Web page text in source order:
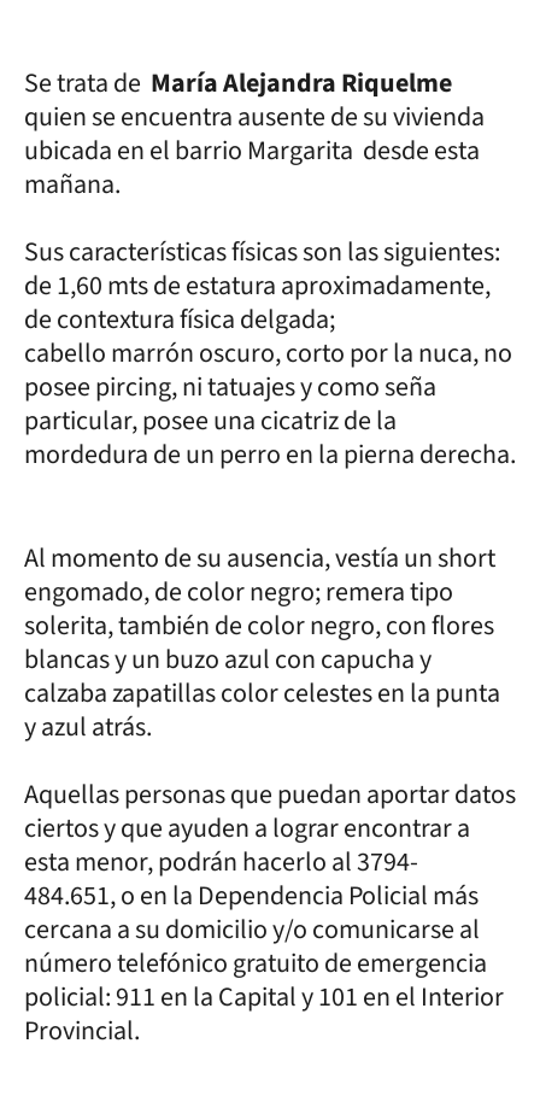
Se trata de María Alejandra Riquelme
quien se encuentra ausente de su vivienda
ubicada en el barrio Margarita desde esta
mañana.
Sus características físicas son las siguientes:
de 1,60 mts de estatura aproximadamente,
de contextura física delgada;
cabello marrón oscuro, corto por la nuca, no
posee pircing, ni tatuajes y como seña
particular, posee una cicatriz de la
mordedura de un perro en la pierna derecha.
Al momento de su ausencia, vestía un short
engomado, de color negro; remera tipo
solerita, también de color negro, con flores
blancas y un buzo azul con capucha y
calzaba zapatillas color celestes en la punta
y azul atrás.
Aquellas personas que puedan aportar datos
ciertos y que ayuden a lograr encontrar a
esta menor, podrán hacerlo al 3794-
484.651, o en la Dependencia Policial más
cercana a su domicilio y/o comunicarse al
número telefónico gratuito de emergencia
policial: 911 en la Capital y 101 en el Interior
Provincial.